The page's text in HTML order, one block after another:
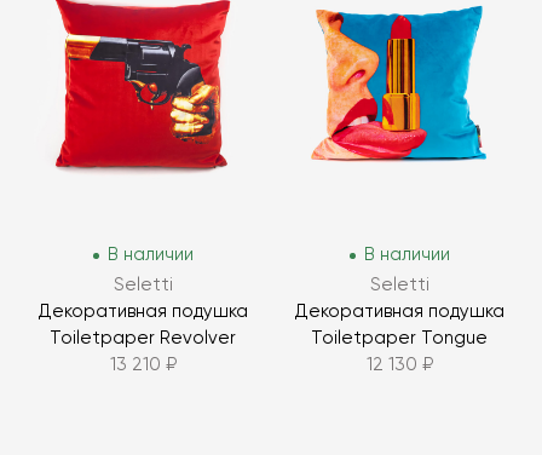
В наличии
Seletti
Декоративная подушка
Toiletpaper Revolver
13 210 ₽
В наличии
Seletti
Декоративная подушка
Toiletpaper Tongue
12 130 ₽